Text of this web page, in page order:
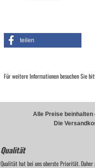
teilen
Für weitere Informationen besuchen Sie
Alle Preise beinhalten
Die
Qualität
Qualität hat bei uns oberste Priorität.